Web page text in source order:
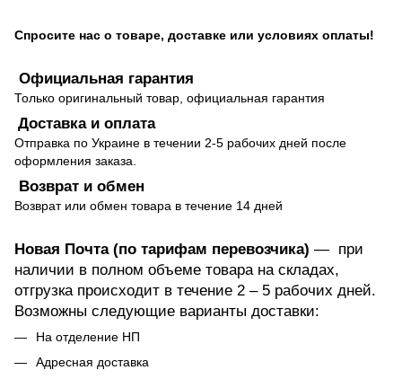
Спросите нас о товаре, доставке или условиях оплаты!
Официальная гарантия
Только оригинальный товар, официальная гарантия
Доставка и оплата
Отправка по Украине в течении 2-5 рабочих дней после
оформления заказа.
Возврат и обмен
Возврат или обмен товара в течение 14 дней
Новая Почта (по тарифам перевозчика) — при
наличии в полном объеме товара на складах,
отгрузка происходит в течение 2 – 5 рабочих дней.
Возможны следующие варианты доставки:
На отделение НП
Адресная доставка